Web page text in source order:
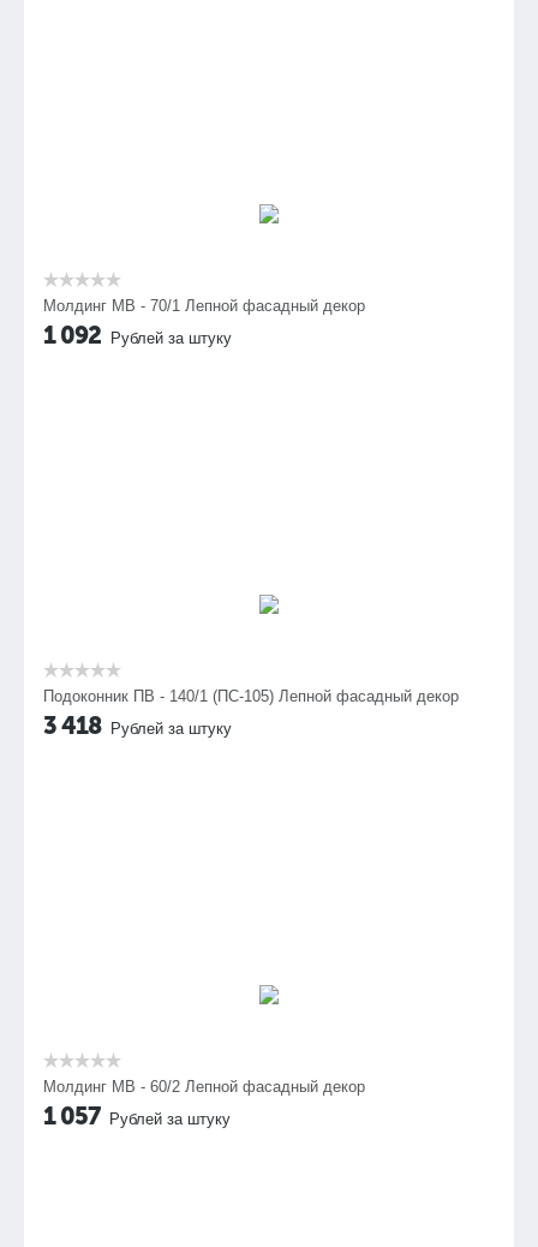
Молдинг МВ - 70/1 Лепной фасадный декор
1 092 Рублей за штуку
Подоконник ПВ - 140/1 (ПС-105) Лепной фасадный декор
3 418 Рублей за штуку
Молдинг МВ - 60/2 Лепной фасадный декор
1 057 Рублей за штуку